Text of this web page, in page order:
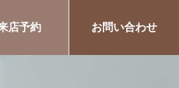
店予約 お問い合わせ